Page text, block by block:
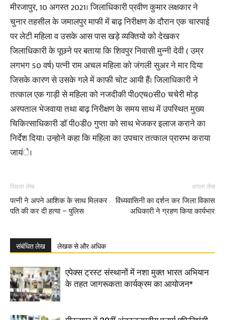
मीरजापुर, 10 अगस्त 2021। जिलाधिकारी प्रवीण कुमार लक्षकार ने
चुनार तहसील के जमालपुर माफी में बाढ़ निरीक्षण के दौरान एक चारपाई
पर लेटी महिला व उसके आस पास खड़े व्यक्तियो को देखकर
जिलाधिकारी के पूछने पर बताया कि शिवपुर निवासी मुन्नी देवी ( उम्र
लगभग 50 वर्ष) पत्नी राम अचल महिला को जंगली सुअर ने मार दिया
जिसके कारण से उसके गले में काफी चोट आयी हैं। जिलाधिकारी ने
तत्काल एक गाड़ी से महिला को नजदीकी पी0एच0सी0 चचेरी मोड़
अस्पताल भेजवाया तथा बाढ़ निरीक्षण के समय साथ में उपस्थित मुख्य
चिकित्साधिकारी डाॅ पी0डी0 गुप्ता को साथ भेजकर इलाज कराने का
निर्देश दिया। उन्होने कहा कि महिला का उपचार तत्काल प्रारम्भ कराया
जायंे।
पिछला लेख
पत्नी ने अपने आशिक के साथ मिलकर
पति की कर दी हत्या – पुलिस
अगला लेख
विंध्यवासिनी का दर्शन कर जिला विकास
अधिकारी ने ग्रहण किया कार्यभार
संबंधित लेख लेखक से और अधिक
एपेक्स ट्रस्ट संस्थानों में नशा मुक्त भारत अभियान
के तहत जागरूकता कार्यक्रम का आयोजन*